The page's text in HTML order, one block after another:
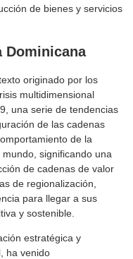
de bienes y servicios
Dominicana
originado por los
multidimensional
una serie de tendencias
de las cadenas
de la
significando una
de cadenas de valor
de regionalización,
para llegar a sus
y sostenible.
estratégica y
ha venido